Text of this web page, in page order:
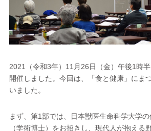
2021（令和3年）11月26日（金）午後1時
開催しました。今回は、「食と健康」にま
いました。
まず、第1部では、日本獣医生命科学大学
（学術博士）をお招きし、現代人が抱える